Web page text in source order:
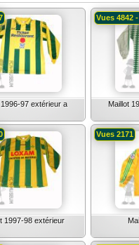
1996-97 extérieur a Maillot
Vues 4842
1997-98 extérieur
Vues 2171